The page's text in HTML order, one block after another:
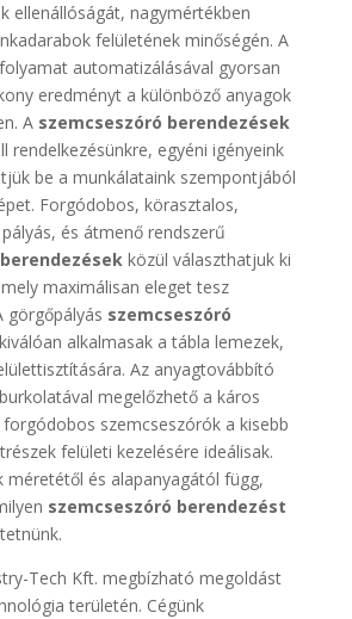
ellenállóságát, nagymértékben
felületének minőségén. A
automatizálásával gyorsan
eredményt a különböző anyagok
A szemcseszóró berendezések
rendelkezésünkre, egyéni igényeink
be a munkálataink szempontjából
Forgódobos, körasztalos,
pályás, és átmenő rendszerű
közül választhatjuk ki
maximálisan eleget tesz
görgőpályás szemcseszóró
kiválóan alkalmasak a tábla lemezek,
Az anyagtovábbító
megelőzhető a káros
szemcseszórók a kisebb
felületi kezelésére ideálisak.
méretétől és alapanyagától függ,
szemcseszóró berendezést
Tech Kft. megbízható megoldást
területén. Cégünk